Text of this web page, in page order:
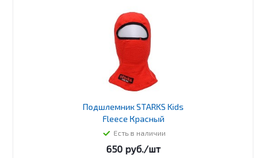
Подшлемник STARKS Kids
Fleece Красный
Есть в наличии
650 руб./шт